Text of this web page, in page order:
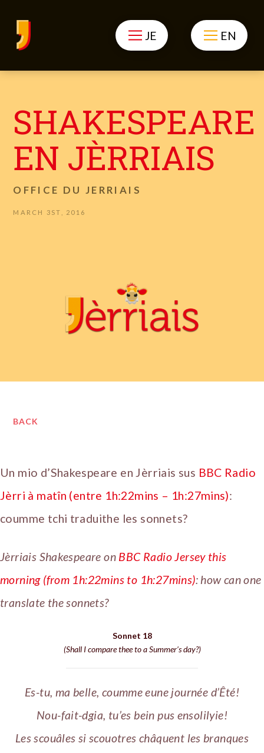
JE EN
SHAKESPEARE
EN JÈRRIAIS
OFFICE DU JERRIAIS
MARCH 3ST, 2016
BACK
Un mio d’Shakespeare en Jèrriais sus BBC Radio
Jèrri à matîn (entre 1h:22mins – 1h:27mins):
coumme tchi traduithe les sonnets?
Jèrriais Shakespeare on BBC Radio Jersey this
morning (from 1h:22mins to 1h:27mins): how can one
translate the sonnets?
Sonnet 18
(Shall I compare thee to a Summer’s day?)
Es-tu, ma belle, coumme eune journée d’Êté!
Nou-fait-dgia, tu’es bein pus ensolilyie!
Les scouâles si scouotres châquent les branques